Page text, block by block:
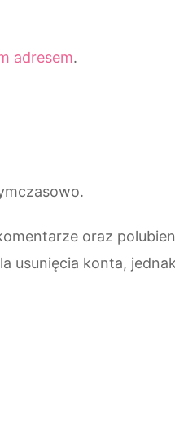
adresem.
oraz
usunięcia konta,